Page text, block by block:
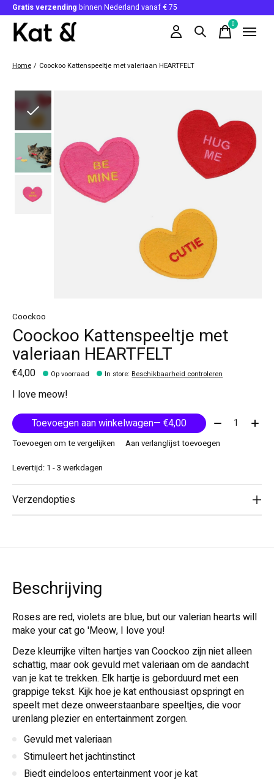
Gratis verzending binnen Nederland vanaf € 75
0items
Home / Coockoo Kattenspeeltje met valeriaan HEARTFELT
Coockoo
Coockoo Kattenspeeltje met
valeriaan HEARTFELT
€4,00 Op voorraad In store: Beschikbaarheid controleren
I love meow!
Toevoegen aan winkelwagen
— €4,00 Aantal:
Toevoegen om te vergelijken
Aan verlanglijst toevoegen
Levertijd: 1 - 3 werkdagen
Verzendopties
Beschrijving
Roses are red, violets are blue, but our valerian hearts will
make your cat go 'Meow, I love you!
Deze kleurrijke vilten hartjes van Coockoo zijn niet alleen
schattig, maar ook gevuld met valeriaan om de aandacht
van je kat te trekken. Elk hartje is geborduurd met een
grappige tekst. Kijk hoe je kat enthousiast opspringt en
speelt met deze onweerstaanbare speeltjes, die voor
urenlang plezier en entertainment zorgen.
Gevuld met valeriaan
Stimuleert het jachtinstinct
Biedt eindeloos entertainment voor je kat